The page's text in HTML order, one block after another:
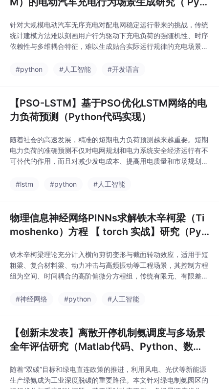
针对大规模电动汽车无序充电对配电网稳定运行带来的挑战，传统
统计建模方法难以刻画用户行为驱动下充电负荷的强随机性、时序
依赖性与多维耦合特征，难以生成贴合实际运行规律的充电场景。
景生成方法。首先，基于充电起始时刻、充电时长、充电功率、用
#python #人工智能 #开发语言
【PSO-LSTM】基于PSO优化LSTM网络的电
力负荷预测（Python代码实现）
随着社会的高速发展，精准的短期电力负荷预测越来越重要。短期
电力负荷的准确预测不仅对电网规划和电力系统安全经济运行有不
可替代的作用，而且对减少发电成本、提高用电质量和市场规划等
负荷进行预测。电力负荷的变化规律因受到气象、节假日等多种因
#lstm #python #人工智能
物理信息神经网络PINNs求解铁木辛柯梁（Ti
moshenko）方程 【 torch 实战】研究（Pyt
铁木辛柯梁理论充分计入横向剪切变形与截面转动效应，适用于短
粗梁、复合材料梁、动力冲击与高频振动等工程场景，其控制方程
组为空间、时间耦合的高阶偏微分方程组，传统有限元、有限差分
度高、全域连续场重构成本大等固有缺陷。物理信息神经网络（PI
#神经网络 #python #人工智能
【创新未发表】离散开停机制氨调度与多场景
全年评估研究（Matlab代码、Python、数
随着“双碳”目标和绿电直连政策的推进，利用风电、光伏等新能源
生产绿氨成为工业深度脱碳的重要路径。本文针对绿电制氨园区的